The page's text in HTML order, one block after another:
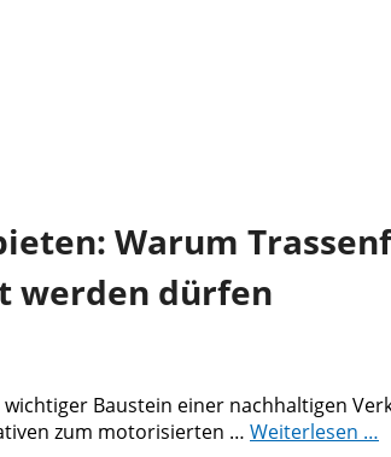
Warum
werden dürfen
Baustein einer nachhaltigen
zum motorisierten … Weiterlesen …